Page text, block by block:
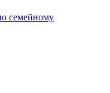
семейному